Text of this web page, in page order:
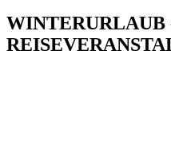
WINTERURLAUB